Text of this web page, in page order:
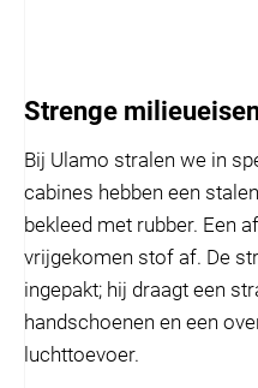
Strenge
Bij Ulamo stralen we in
cabines hebben een
bekleed met rubber. Een
vrijgekomen stof af. De
ingepakt; hij draagt een
handschoenen en een
luchttoevoer.